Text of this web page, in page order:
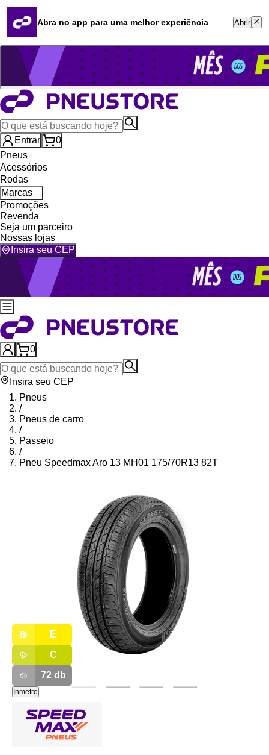
Quero revender
Blog
Whatsapp (16) 99764-8401
Televendas (47) 3046-2551
Entrar
0
Pneus
Acessórios
Rodas
Marcas
Promoções
Revenda
Seja um parceiro
Nossas lojas
Insira seu CEP
0
Insira seu CEP
Pneus
/
Pneus de carro
/
Passeio
/
Pneu Speedmax Aro 13 MH01 175/70R13 82T
E
C
72db
Inmetro
Abra no app para uma melhor experiência Abrir